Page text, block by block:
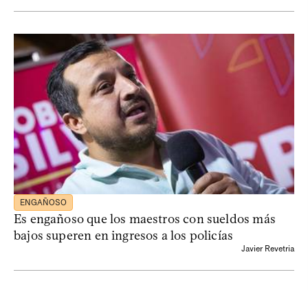
ENGAÑOSO
Es engañoso que los maestros con sueldos más
bajos superen en ingresos a los policías
Javier Revetria